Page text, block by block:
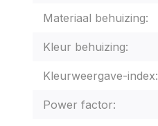
Materiaal behuizing:
Kleur behuizing:
Kleurweergave-index:
Power factor: